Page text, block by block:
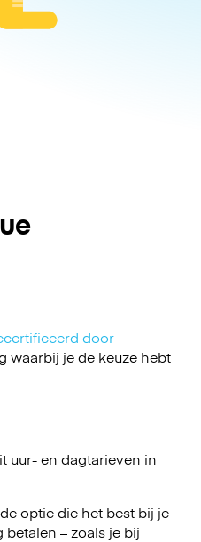
door
waarbij je de keuze hebt
uur- en dagtarieven in
optie die het best bij je
– zoals je bij